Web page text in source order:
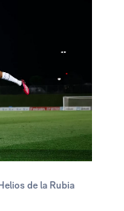
de la Rubia